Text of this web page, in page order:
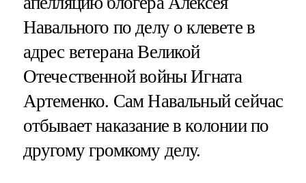
Навального по делу о клевете в
адрес ветерана Великой
Отечественной войны Игната
Артеменко. Сам Навальный сейчас
отбывает наказание в колонии по
другому громкому делу.